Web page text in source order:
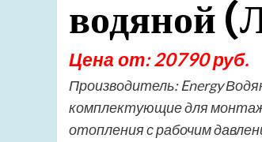
водяной
Цена от: 20790 руб.
Производитель: Energy
комплектующие для
отопления с рабочим